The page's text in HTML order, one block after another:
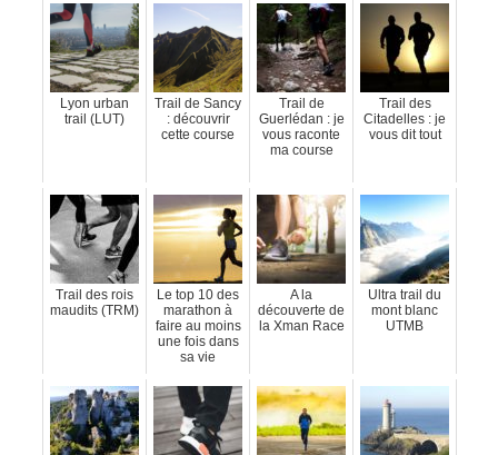
Lyon urban
trail (LUT)
Trail de Sancy
: découvrir
cette course
Trail de
Guerlédan : je
vous raconte
ma course
Trail des
Citadelles : je
vous dit tout
Trail des rois
maudits (TRM)
Le top 10 des
marathon à
faire au moins
une fois dans
sa vie
A la
découverte de
la Xman Race
Ultra trail du
mont blanc
UTMB